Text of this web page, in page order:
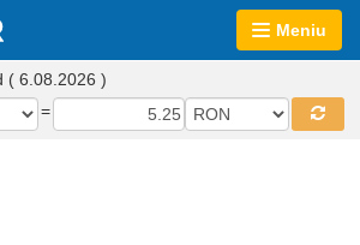
Meniu
( 6.08.2026 )
=